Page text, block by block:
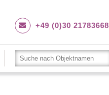
+49 (0)30 21783668